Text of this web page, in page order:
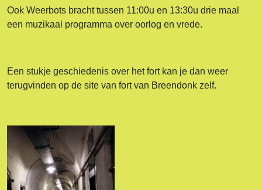
Ook Weerbots bracht tussen 11:00u en 13:30u drie maal
een muzikaal programma over oorlog en vrede.
Een stukje geschiedenis over het fort kan je dan weer
terugvinden op de site van fort van Breendonk zelf.